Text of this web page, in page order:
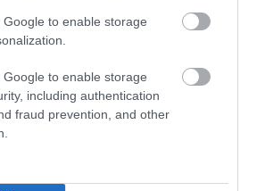
Google to enable storage
Google to enable storage
including authentication
fraud prevention, and other